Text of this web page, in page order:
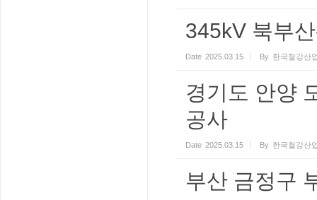
345kV 북부
Date 2025.03.15 By 한국철강산
경기도 안양
공사
Date 2025.03.15 By 한국철강산
부산 금정구